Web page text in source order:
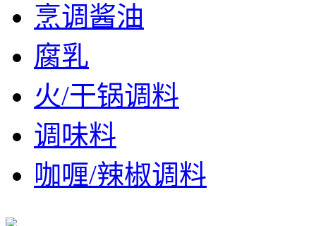
烹调酱油
腐乳
火/干锅调料
调味料
咖喱/辣椒调料